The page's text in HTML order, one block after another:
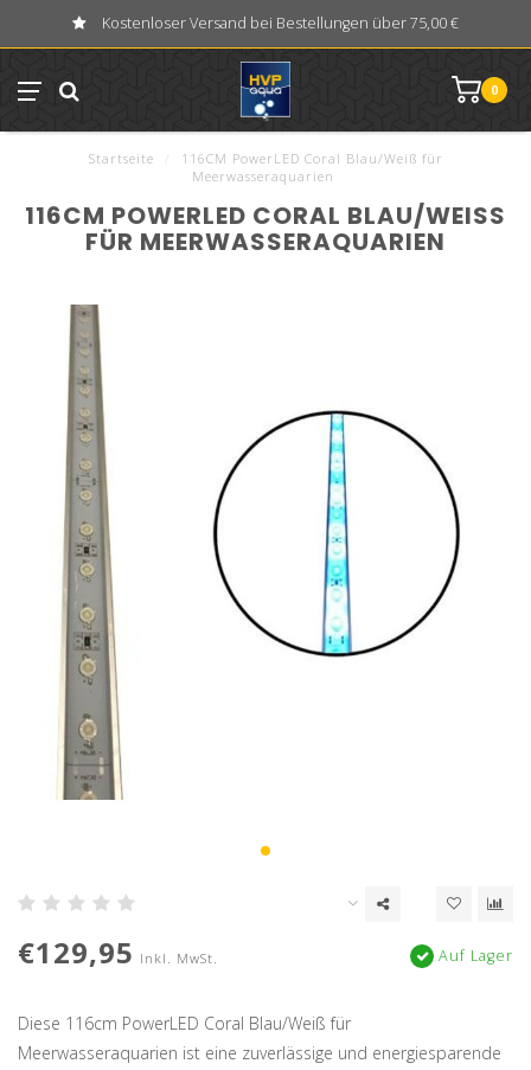
Kostenloser Versand bei Bestellungen über 75,00 €
0
Startseite
116CM PowerLED Coral Blau/Weiß für
Meerwasseraquarien
116CM POWERLED CORAL BLAU/WEISS F
ÜR MEERWASSERAQUARIEN
€129,95 Inkl. MwSt. Auf Lager
Diese 116cm PowerLED Coral Blau/Weiß für
Meerwasseraquarien ist eine zuverlässige und energiesparende